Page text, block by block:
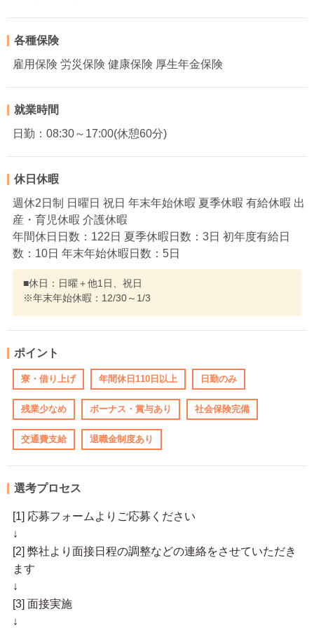
各種保険
雇用保険 労災保険 健康保険 厚生年金保険
就業時間
日勤：08:30～17:00(休憩60分)
休日休暇
週休2日制 日曜日 祝日 年末年始休暇 夏季休暇 有給休暇 出
産・育児休暇 介護休暇
年間休日日数：122日 夏季休暇日数：3日 初年度有給日
数：10日 年末年始休暇日数：5日
■休日：日曜＋他1日、祝日
※年末年始休暇：12/30～1/3
ポイント
寮・借り上げ 年間休日110日以上 日勤のみ
残業少なめ ボーナス・賞与あり 社会保険完備
交通費支給 退職金制度あり
選考プロセス
[1] 応募フォームよりご応募ください
↓
[2] 弊社より面接日程の調整などの連絡をさせていただき
ます
↓
[3] 面接実施
↓